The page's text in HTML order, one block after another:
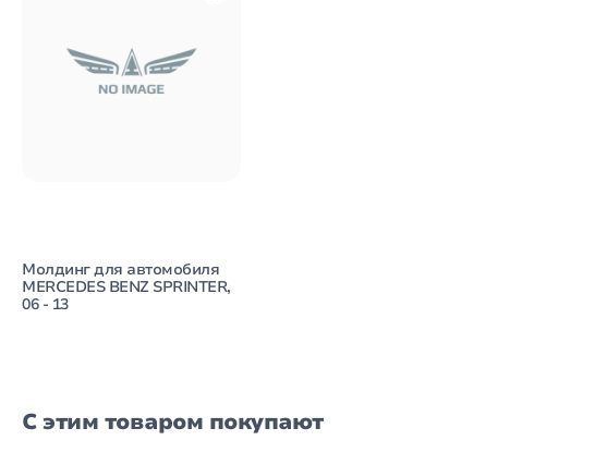
Молдинг для автомобиля
MERCEDES BENZ SPRINTER,
06 - 13
С этим товаром покупают